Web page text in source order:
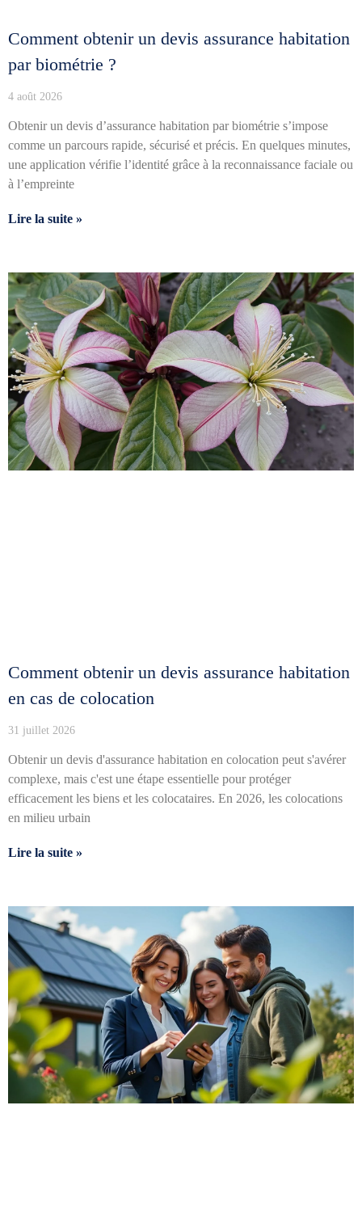
Comment obtenir un devis assurance habitation
par biométrie ?
4 août 2026
Obtenir un devis d’assurance habitation par biométrie s’impose
comme un parcours rapide, sécurisé et précis. En quelques minutes,
une application vérifie l’identité grâce à la reconnaissance faciale ou
à l’empreinte
Lire la suite »
Comment obtenir un devis assurance habitation
en cas de colocation
31 juillet 2026
Obtenir un devis d'assurance habitation en colocation peut s'avérer
complexe, mais c'est une étape essentielle pour protéger
efficacement les biens et les colocataires. En 2026, les colocations
en milieu urbain
Lire la suite »